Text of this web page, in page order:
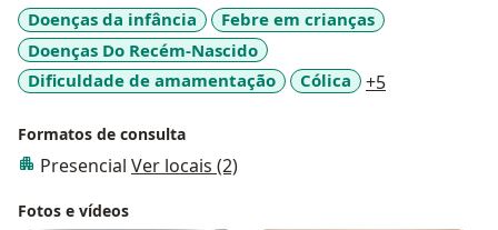
Doenças da infância
Febre em crianças
Doenças Do Recém-Nascido
Dificuldade de amamentação
Cólica +5
Formatos de consulta
Presencial Ver locais (2)
Fotos e vídeos